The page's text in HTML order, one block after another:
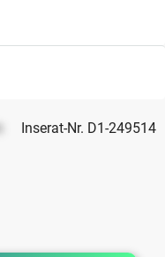
Inserat-Nr. D1-249514